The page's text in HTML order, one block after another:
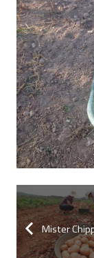
Mister